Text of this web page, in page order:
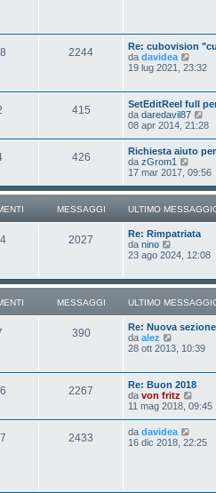
g
g
i
o
t
i
m
o
e
s
s
a
g
g
i
o
2244
Re: cubovision
da davidea
e
u
l
t
i
m
o
e
s
s
a
g
i
19 lug 2021, 23:32
415
SetEditReel full
da daredavil87
e
u
l
t
i
o
m
s
g
o
08 apr 2014, 21:28
426
Richiesta aiuto
da zGrom1
e
i
l
t
i
o
e
s
s
g
o
17 mar 2017, 09:56
MESSAGGI ULTIMO
2027
Re: Rimpatriata
da nino
e
u
t
i
m
m
s
s
a
g
o
23 ago 2024, 12:08
MESSAGGI ULTIMO
390
Re: Nuova
da alez
e
u
t
i
m
o
m
28 ott 2013, 10:39
2267
Re: Buon 2018
da von fritz
e
u
l
o
11 mag 2018, 09:45
2433 da davidea
e
16 dic 2018, 22:25